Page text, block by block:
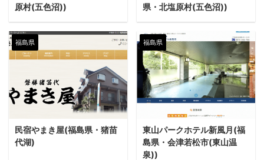
原村(五色沼))
県・北塩原村(五色沼))
福島県
民宿やまき屋(福島県・猪苗
代湖)
福島県
東山パークホテル新風月(福
島県・会津若松市(東山温
泉))